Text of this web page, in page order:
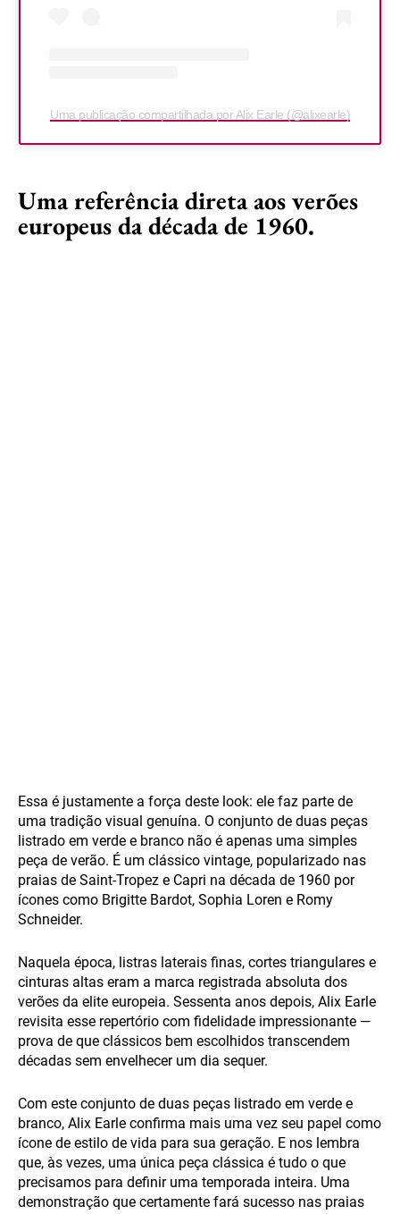
Uma publicação compartilhada por Alix Earle (@alixearle)
Uma referência direta aos verões
europeus da década de 1960.
Essa é justamente a força deste look: ele faz parte de
uma tradição visual genuína. O conjunto de duas peças
listrado em verde e branco não é apenas uma simples
peça de verão. É um clássico vintage, popularizado nas
praias de Saint-Tropez e Capri na década de 1960 por
ícones como Brigitte Bardot, Sophia Loren e Romy
Schneider.
Naquela época, listras laterais finas, cortes triangulares e
cinturas altas eram a marca registrada absoluta dos
verões da elite europeia. Sessenta anos depois, Alix Earle
revisita esse repertório com fidelidade impressionante —
prova de que clássicos bem escolhidos transcendem
décadas sem envelhecer um dia sequer.
Com este conjunto de duas peças listrado em verde e
branco, Alix Earle confirma mais uma vez seu papel como
ícone de estilo de vida para sua geração. E nos lembra
que, às vezes, uma única peça clássica é tudo o que
precisamos para definir uma temporada inteira. Uma
demonstração que certamente fará sucesso nas praias